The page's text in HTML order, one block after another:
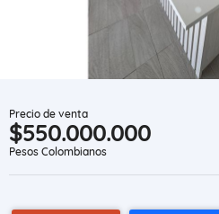
Precio de venta
$550.000.000
Pesos Colombianos